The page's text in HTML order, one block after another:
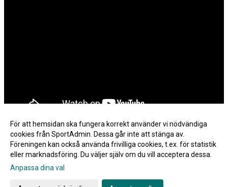
Gå till Webbversion
För att hemsidan ska fungera korrekt använder vi nödvändiga
cookies från SportAdmin. Dessa går inte att stänga av.
Föreningen kan också använda frivilliga cookies, t.ex. för statistik
eller marknadsföring. Du väljer själv om du vill acceptera dessa.
Anpassa dina val